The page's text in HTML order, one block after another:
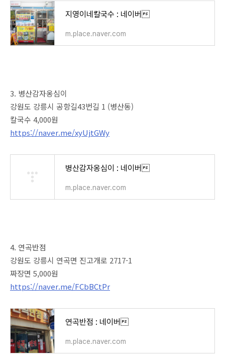
지영이네칼국수 : 네이버
m.place.naver.com
3. 병산감자옹심이
강원도 강릉시 공항길43번길 1 (병산동)
칼국수 4,000원
https://naver.me/xyUjtGWy
병산감자옹심이 : 네이버
m.place.naver.com
4. 연곡반점
강원도 강릉시 연곡면 진고개로 2717-1
짜장면 5,000원
https://naver.me/FCbBCtPr
연곡반점 : 네이버
m.place.naver.com